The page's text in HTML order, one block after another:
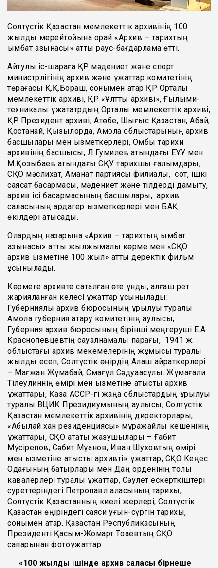
Солтүстік Қазақстан мемлекеттік архивінің 100
жылдық мерейтойына орай «Архив – тарихтың
қымбат қазынасы» атты раус-бағдарлама өтті.
Айтулы іс-шараға ҚР мәдениет және спорт
министрлігінің архив және құжаттар комитетінің
төрағасы Қ.Қ.Бораш, сонымен қатар ҚР Орталық
мемлекеттік архиві, ҚР «Ұлттық архиві», Ғылыми-
техникалық құжататрдың Орталық мемлекеттік архиві,
ҚР Президент архиві, Ақтөбе, Шығыс Қазақстан, Абай,
Қостанай, Қызылорда, Ақмола облыстарының архив
басшылары мен қызметкерлері, Омбы тарихи
архивінің басшысы, Л.Гумилев атындағы ЕҰУ мен
М.Қозыбаев атындағы СҚУ тарихшы ғалымдары,
СҚО мәслихат, Аманат партиясы филиалы, сот, ішкі
саясат басқармасы, мәдениет және тілдерді дамыту,
архив ісі басқармасының басшылары, архив
саласының ардагер қызметкерлері мен БАҚ
өкілдері қатысады.
Олардың назарына «Архив – тарихтың қымбат
қазынасы» атты жылжымалы көрме мен «СҚО
архив қызметіне 100 жыл» атты деректік фильм
ұсынылады.
Көрмеге архивте сақталған өте құнды, алғаш рет
жарияланған келесі құжаттар ұсынылады:
Губерниялық архив бюросының құрылуы туралы
Ақмола губерния атқару комитетінің қаулысы,
Губерния архив бюросының бірінші меңгеруші Е.А.
Краснопевцевтің сауалнамалық парағы, 1941 ж.
облыстағы архив мекемелерінің жұмысы туралы
жылдық есеп, Солтүстік өңірдің Алаш қайраткерлері
– Мағжан Жұмабай, Смағұл Сәдуақасұлы, Жұмағали
Тілеулиннің өмірі мен қызметіне қатысты архив
құжаттары, Қазақ АССР-гі жаңа облыстардың құрылуы
туралы ВЦИК Президиумының қаулысы, Солтүстік
Қазақстан мемлекеттік архивінің директорлары,
«Абылай хан резиденциясы» мұражайлық кешенінің
құжаттары, СҚО атақты жазушылары – Ғабит
Мүсірепов, Сәбит Мұқанов, Иван Шуховтың өмірі
мен қызметіне қатысты архивтік құжаттар, СҚО Кеңес
Одағының батырлары мен Даңқ орденінің толық
кавалерлері туралы құжаттар, Сәулет ескерткіштері
суреттеріндегі Петропавл қаласының тарихы,
Солтүстік Қазақстанның киелі жерлері, Солтүстік
Қазақстан өңіріндегі саяси қуғын-сүргін тарихы,
сонымен қатар, Қазақстан Республикасының
Президенті Қасым-Жомарт Тоқаевтың СҚО
сапарынан фотоқұжаттар.
«100 жылдың ішінде архив саласы бірнеше